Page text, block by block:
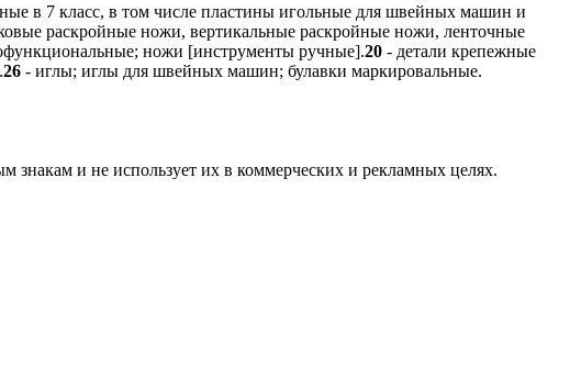
в 7 класс, в том числе пластины игольные для швейных машин и
раскройные ножи, вертикальные раскройные ножи, ленточные
ножи [инструменты ручные].20 - детали крепежные
26 - иглы; иглы для швейных машин; булавки маркировальные.
и не использует их в коммерческих и рекламных целях.